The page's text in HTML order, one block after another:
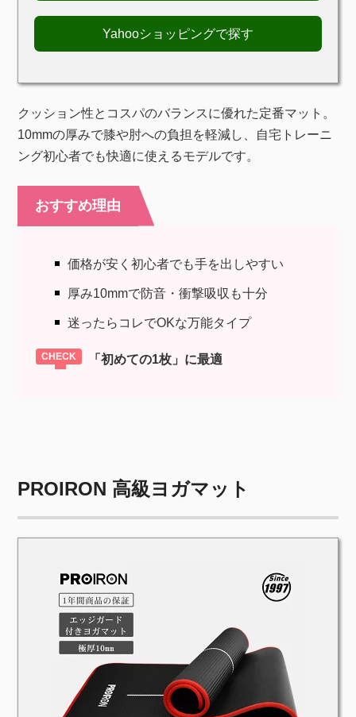
Yahooショッピングで探す
クッション性とコスパのバランスに優れた定番マット。
10mmの厚みで膝や肘への負担を軽減し、自宅トレーニ
ング初心者でも快適に使えるモデルです。
おすすめ理由
価格が安く初心者でも手を出しやすい
厚み10mmで防音・衝撃吸収も十分
迷ったらコレでOKな万能タイプ
「初めての1枚」に最適
PROIRON 高級ヨガマット